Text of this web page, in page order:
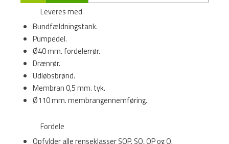
Leveres med
Bundfældningstank.
Pumpedel.
Ø40 mm. fordelerrør.
Drænrør.
Udløbsbrønd.
Membran 0,5 mm. tyk.
Ø110 mm. membrangennemføring.
Fordele
Opfylder alle renseklasser SOP, SO, OP og O.